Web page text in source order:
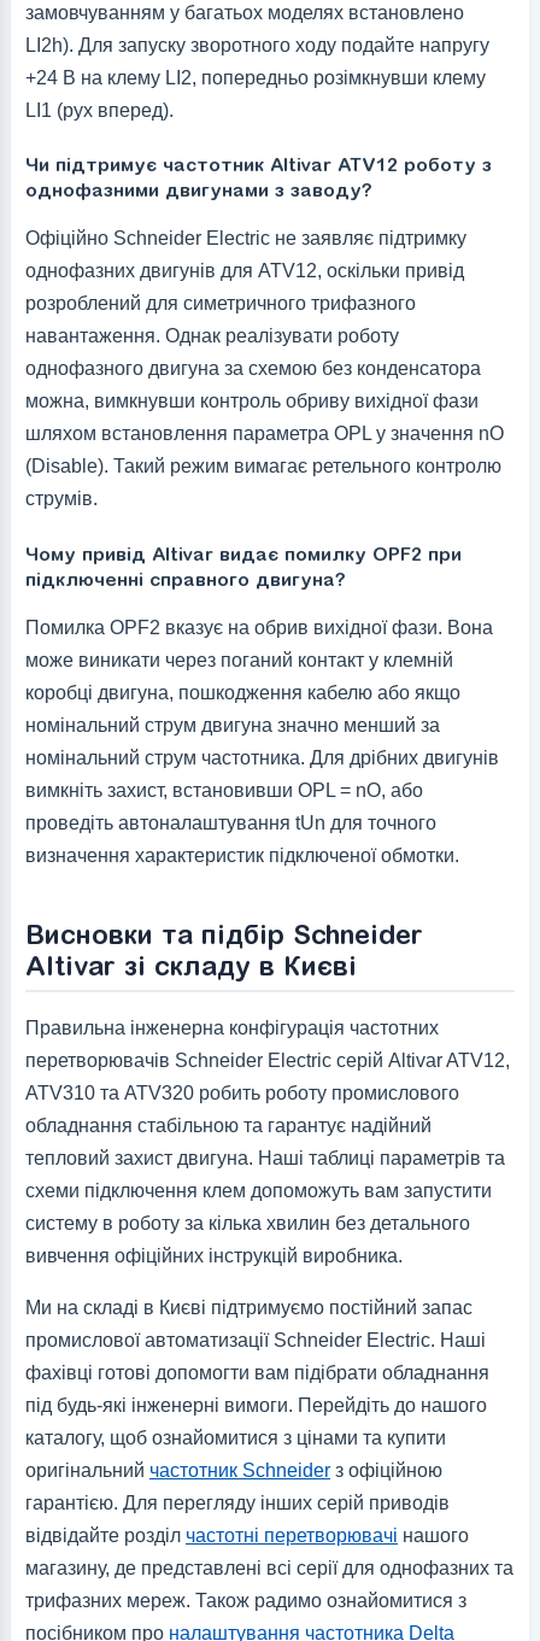
замовчуванням у багатьох моделях встановлено
LI2h). Для запуску зворотного ходу подайте напругу
+24 В на клему LI2, попередньо розімкнувши клему
LI1 (рух вперед).
Чи підтримує частотник Altivar ATV12 роботу з
однофазними двигунами з заводу?
Офіційно Schneider Electric не заявляє підтримку
однофазних двигунів для ATV12, оскільки привід
розроблений для симетричного трифазного
навантаження. Однак реалізувати роботу
однофазного двигуна за схемою без конденсатора
можна, вимкнувши контроль обриву вихідної фази
шляхом встановлення параметра OPL у значення nO
(Disable). Такий режим вимагає ретельного контролю
струмів.
Чому привід Altivar видає помилку OPF2 при
підключенні справного двигуна?
Помилка OPF2 вказує на обрив вихідної фази. Вона
може виникати через поганий контакт у клемній
коробці двигуна, пошкодження кабелю або якщо
номінальний струм двигуна значно менший за
номінальний струм частотника. Для дрібних двигунів
вимкніть захист, встановивши OPL = nO, або
проведіть автоналаштування tUn для точного
визначення характеристик підключеної обмотки.
Висновки та підбір Schneider
Altivar зі складу в Києві
Правильна інженерна конфігурація частотних
перетворювачів Schneider Electric серій Altivar ATV12,
ATV310 та ATV320 робить роботу промислового
обладнання стабільною та гарантує надійний
тепловий захист двигуна. Наші таблиці параметрів та
схеми підключення клем допоможуть вам запустити
систему в роботу за кілька хвилин без детального
вивчення офіційних інструкцій виробника.
Ми на складі в Києві підтримуємо постійний запас
промислової автоматизації Schneider Electric. Наші
фахівці готові допомогти вам підібрати обладнання
під будь-які інженерні вимоги. Перейдіть до нашого
каталогу, щоб ознайомитися з цінами та купити
оригінальний частотник Schneiderз офіційною
гарантією. Для перегляду інших серій приводів
відвідайте розділ частотні перетворювачі нашого
магазину, де представлені всі серії для однофазних та
трифазних мереж. Також радимо ознайомитися з
посібником про налаштування частотника Delta